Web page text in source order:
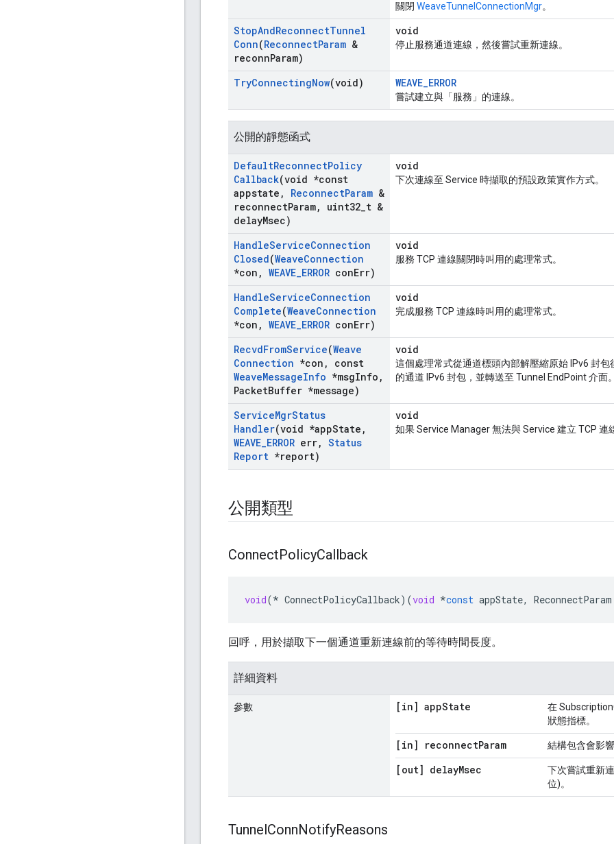
關閉 WeaveTunnelConnectionMgr。
StopAndReconnectTunnel
Conn(ReconnectParam &
reconnParam)
void
停止服務通道連線，然後嘗試重新連線。
TryConnectingNow(void) WEAVE_ERROR
嘗試建立與「服務」的連線。
公開的靜態函式
DefaultReconnectPolicy
Callback(void *const
appstate , ReconnectParam &
reconnectParam, uint32 t &
delayMsec)
void
下次連線至 Service 時擷取的預設政策實作方式。
HandleServiceConnection
Closed(WeaveConnection
*con , WEAVE_ERROR conErr)
void
服務 TCP 連線關閉時叫用的處理常式。
HandleServiceConnection
Complete(WeaveConnection
*con , WEAVE_ERROR conErr)
void
完成服務 TCP 連線時叫用的處理常式。
RecvdFromService(Weave
Connection *con ,
const
WeaveMessageInfo *msgInfo ,
PacketBuffer *message)
void
這個處理常式從通道標頭內部解壓縮原始 IPv6 封包
的通道 IPv6 封包，並轉送至 Tunnel EndPoint 介面。
ServiceMgrStatus
Handler(void *appState ,
WEAVE_ERROR err, Status
Report *report)
void
如果 Service Manager 無法與 Service 建立 TCP 連
公開類型
ConnectPolicyCallback
void(* ConnectPolicyCallback)(void *const appState, ReconnectParam
回呼，用於擷取下一個通道重新連線前的等待時間長度。
詳細資料
參數 [in] appState
在
狀態指標。
[in] reconnectParam 結構包含會影
[out] delayMsec
下次嘗試重新
位)。
TunnelConnNotifyReasons